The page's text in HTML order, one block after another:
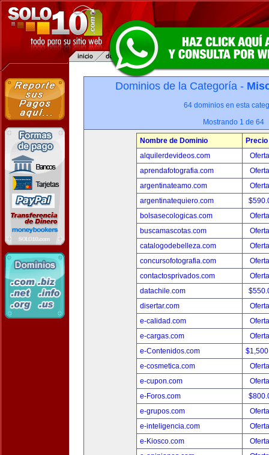
Dominios de la Categoría -
64 dominios en esta
Mostrando 1 de 64
Nombre de Dominio
Precio
alquilerdevideos.com
aprendafotografia.com
argentinateamo.com
argentinatequiero.com
bolsasecologicas.com
buscamascotas.com
catalogodebelleza.com
concursofotografia.com
contactosprivados.com
datachile.com
disertar.com
e-calidad.com
e-cargas.com
e-Contenidos.com
e-cosmetica.com
e-cupon.com
e-Foros.com
e-grupos.com
e-inteligencia.com
e-Kiosco.com